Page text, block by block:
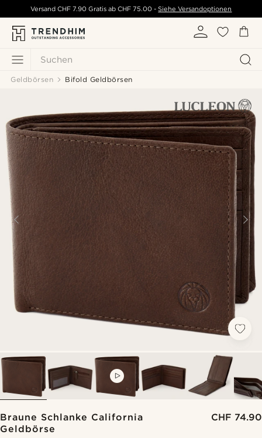
Suchen
Versand CHF 7.90 Gratis ab CHF 75.00 - Siehe Versandoptionen
Geldbörsen Bifold Geldbörsen
Braune Schlanke California
Geldbörse
CHF 74.90